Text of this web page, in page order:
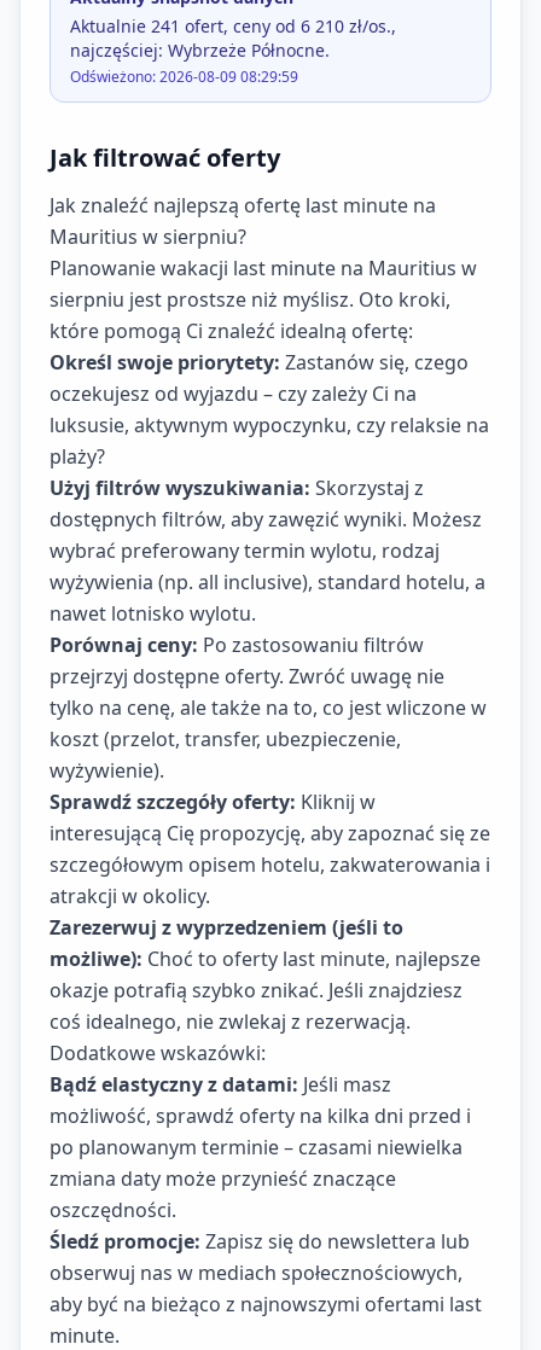
Aktualnie 241 ofert, ceny od 6 210 zł/os.,
najczęściej: Wybrzeże Północne.
Odświeżono: 2026-08-09 08:29:59
Jak filtrować oferty
Jak znaleźć najlepszą ofertę last minute na
Mauritius w sierpniu?
Planowanie wakacji last minute na Mauritius w
sierpniu jest prostsze niż myślisz. Oto kroki,
które pomogą Ci znaleźć idealną ofertę:
Określ swoje priorytety: Zastanów się, czego
oczekujesz od wyjazdu – czy zależy Ci na
luksusie, aktywnym wypoczynku, czy relaksie na
plaży?
Użyj filtrów wyszukiwania: Skorzystaj z
dostępnych filtrów, aby zawęzić wyniki. Możesz
wybrać preferowany termin wylotu, rodzaj
wyżywienia (np. all inclusive), standard hotelu, a
nawet lotnisko wylotu.
Porównaj ceny: Po zastosowaniu filtrów
przejrzyj dostępne oferty. Zwróć uwagę nie
tylko na cenę, ale także na to, co jest wliczone w
koszt (przelot, transfer, ubezpieczenie,
wyżywienie).
Sprawdź szczegóły oferty: Kliknij w
interesującą Cię propozycję, aby zapoznać się ze
szczegółowym opisem hotelu, zakwaterowania i
atrakcji w okolicy.
Zarezerwuj z wyprzedzeniem (jeśli to
możliwe): Choć to oferty last minute, najlepsze
okazje potrafią szybko znikać. Jeśli znajdziesz
coś idealnego, nie zwlekaj z rezerwacją.
Dodatkowe wskazówki:
Bądź elastyczny z datami: Jeśli masz
możliwość, sprawdź oferty na kilka dni przed i
po planowanym terminie – czasami niewielka
zmiana daty może przynieść znaczące
oszczędności.
Śledź promocje: Zapisz się do newslettera lub
obserwuj nas w mediach społecznościowych,
aby być na bieżąco z najnowszymi ofertami last
minute.